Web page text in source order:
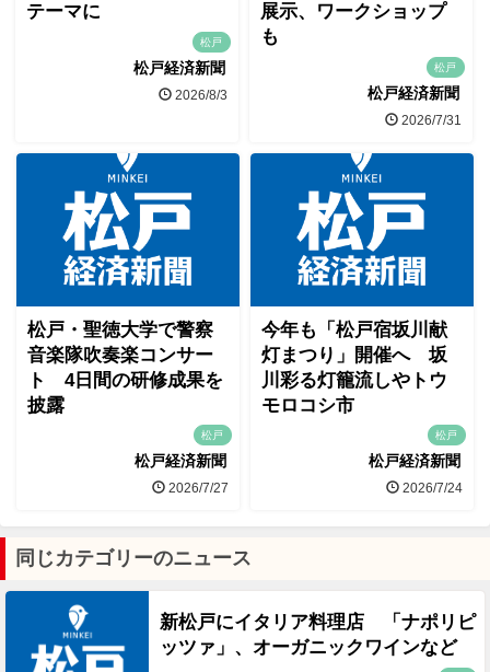
テーマに
松戸
松戸経済新聞
2026/8/3
展示、ワークショップ
も
松戸
松戸経済新聞
2026/7/31
松戸・聖徳大学で警察
音楽隊吹奏楽コンサー
ト 4日間の研修成果を
披露
松戸
松戸経済新聞
2026/7/27
今年も「松戸宿坂川献
灯まつり」開催へ 坂
川彩る灯籠流しやトウ
モロコシ市
松戸
松戸経済新聞
2026/7/24
同じカテゴリーのニュース
新松戸にイタリア料理店 「ナポリピ
ッツァ」、オーガニックワインなど